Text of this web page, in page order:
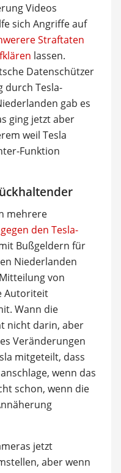
Videos
sich Angriffe auf
Straftaten
lassen.
Datenschützer
durch Tesla-
gab es
ging jetzt aber
weil Tesla
Funktion
mehrere
den Tesla-
Bußgeldern für
Niederlanden
von
Autoriteit
Wann die
nicht darin, aber
Veränderungen
mitgeteilt, dass
wenn das
schon, wenn die
jetzt
aber wenn